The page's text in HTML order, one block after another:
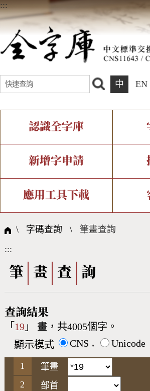
:::
中 EN
認識全字庫
全字庫介紹
中文碼介紹 專
國際字碼相關組織
IDS查詢
複合查詢
筆畫查詢
筆順序查詢
Big5查詢
符號索引
新增字申請
新字申請處理流程
字形即時顯示 造
全字庫授權 轉碼
應用工具下載
個人電腦造字處理工具
字形下載
問題集
熱門查詢統計
\ 字碼查詢 \ 筆畫查詢
:::
筆 畫 查 詢
查詢結果
「 19」 畫，共4005個字。
顯示模式
CNS , Unicode
筆畫
部首